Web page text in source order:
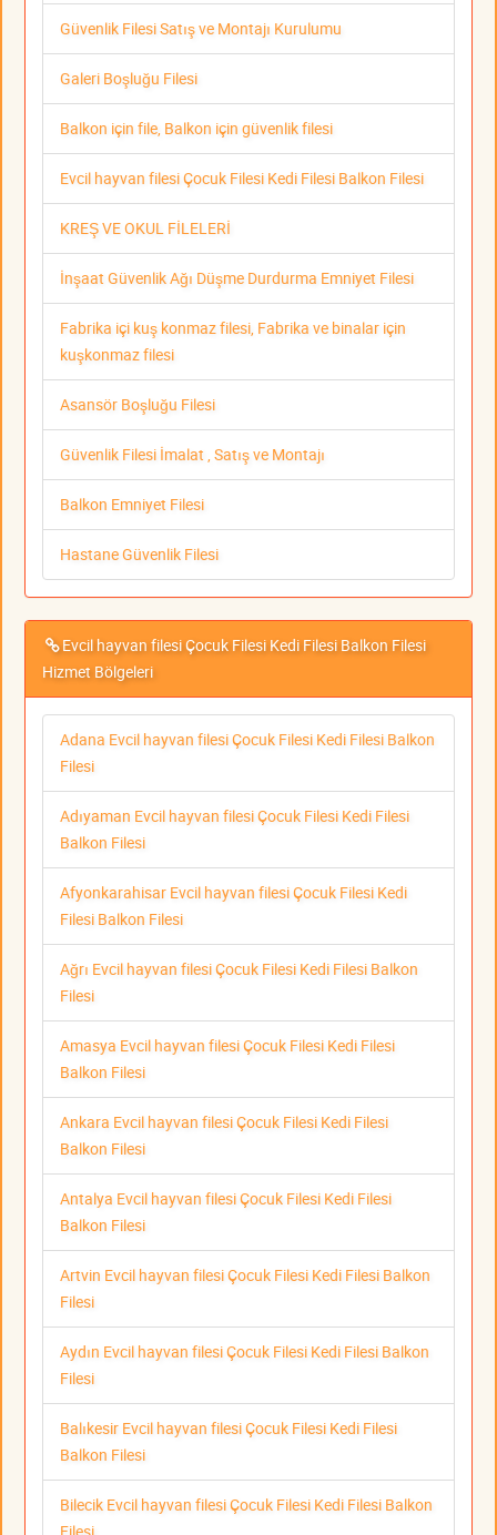
Güvenlik Filesi Satış ve Montajı Kurulumu
Galeri Boşluğu Filesi
Balkon için file, Balkon için güvenlik filesi
Evcil hayvan filesi Çocuk Filesi Kedi Filesi Balkon Filesi
KREŞ VE OKUL FİLELERİ
İnşaat Güvenlik Ağı Düşme Durdurma Emniyet Filesi
Fabrika içi kuş konmaz filesi, Fabrika ve binalar için
kuşkonmaz filesi
Asansör Boşluğu Filesi
Güvenlik Filesi İmalat , Satış ve Montajı
Balkon Emniyet Filesi
Hastane Güvenlik Filesi
Evcil hayvan filesi Çocuk Filesi Kedi Filesi Balkon Filesi
Hizmet Bölgeleri
Adana Evcil hayvan filesi Çocuk Filesi Kedi Filesi Balkon
Filesi
Adıyaman Evcil hayvan filesi Çocuk Filesi Kedi Filesi
Balkon Filesi
Afyonkarahisar Evcil hayvan filesi Çocuk Filesi Kedi
Filesi Balkon Filesi
Ağrı Evcil hayvan filesi Çocuk Filesi Kedi Filesi Balkon
Filesi
Amasya Evcil hayvan filesi Çocuk Filesi Kedi Filesi
Balkon Filesi
Ankara Evcil hayvan filesi Çocuk Filesi Kedi Filesi
Balkon Filesi
Antalya Evcil hayvan filesi Çocuk Filesi Kedi Filesi
Balkon Filesi
Artvin Evcil hayvan filesi Çocuk Filesi Kedi Filesi Balkon
Filesi
Aydın Evcil hayvan filesi Çocuk Filesi Kedi Filesi Balkon
Filesi
Balıkesir Evcil hayvan filesi Çocuk Filesi Kedi Filesi
Balkon Filesi
Bilecik Evcil hayvan filesi Çocuk Filesi Kedi Filesi Balkon